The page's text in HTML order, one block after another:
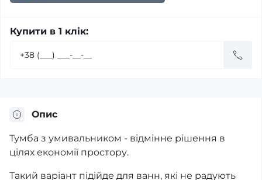
Купити в 1 клік:
Опис
Тумба з умивальником - відмінне рішення в
цілях економії простору.
Такий варіант підійде для ванн, які не радують